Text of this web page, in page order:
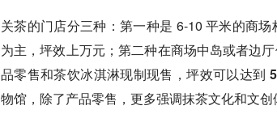
关茶的门店分三种：第一种是 6-10 平米的商
为主，坪效上万元 ；第二种在商场中岛或者边厅
品零售和茶饮冰淇淋现制现售，坪效可以达到
物馆，除了产品零售，更多强调抹茶文化和文创